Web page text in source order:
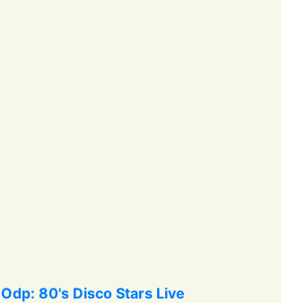
Odp: 80's Disco Stars Live